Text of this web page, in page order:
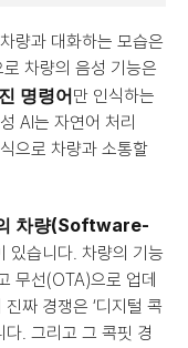
량과 대화하는 모습은
차량의 음성 기능은
명령어만 인식하는
AI는 자연어 처리
으로 차량과 소통할
차량(Software-
있습니다. 차량의 기능
무선(OTA)으로 업데
짜 경쟁은 ‘디지털 콕
. 그리고 그 콕핏 경